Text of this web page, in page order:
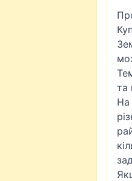
та
На